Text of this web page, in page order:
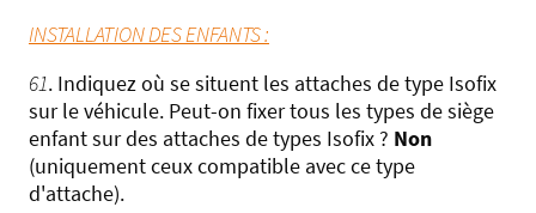
INSTALLATION DES ENFANTS :
61. Indiquez où se situent les attaches de type Isofix
sur le véhicule. Peut-on fixer tous les types de siège
enfant sur des attaches de types Isofix ? Non
(uniquement ceux compatible avec ce type
d'attache).